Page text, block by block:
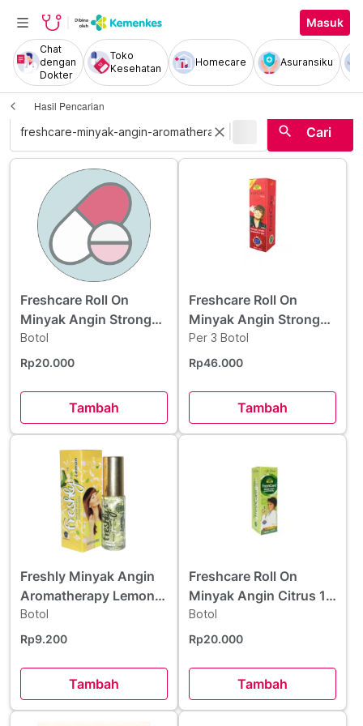
Masuk
Chat
dengan
Dokter
Toko
Kesehatan
Homecare Asuransiku
Hasil Pencarian
close search Cari
Freshcare Roll On
Minyak Angin Strong
(Hot) 10 ml
Botol
Rp20.000
Tambah
Freshcare Roll On
Minyak Angin Strong
(Hot) 10 ml 3 Botol -
Hemat Borongan
Per 3 Botol
Rp46.000
Tambah
Freshly Minyak Angin
Aromatherapy Lemon 5
ml
Botol
Rp9.200
Tambah
Freshcare Roll On
Minyak Angin Citrus 10
ml
Botol
Rp20.000
Tambah